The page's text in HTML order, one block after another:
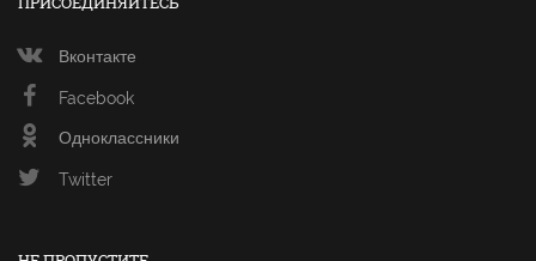
Вконтакте
Facebook
Одноклассники
Twitter